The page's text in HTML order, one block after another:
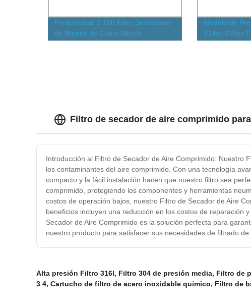
Personalizar 1-100 Filtro Sinterizado
de Bronce de Cobre Micrón
Módulo de
314ss 316ss
Disco Apilado
Filtro de secador de aire comprimido
Introducción al Filtro de Secador de Aire Comprimido: Nuestro
los contaminantes del aire comprimido. Con una tecnología
compacto y la fácil instalación hacen que nuestro filtro sea
comprimido, protegiendo los componentes y herramientas
costos de operación bajos, nuestro Filtro de Secador de Aire
beneficios incluyen una reducción en los costos de reparación
Secador de Aire Comprimido es la solución perfecta para
nuestro producto para satisfacer sus necesidades de filtrado
Alta presión Filtro 316l, Filtro 304 de presión media, Filtro de
3 4, Cartucho de filtro de acero inoxidable químico, Filtro de